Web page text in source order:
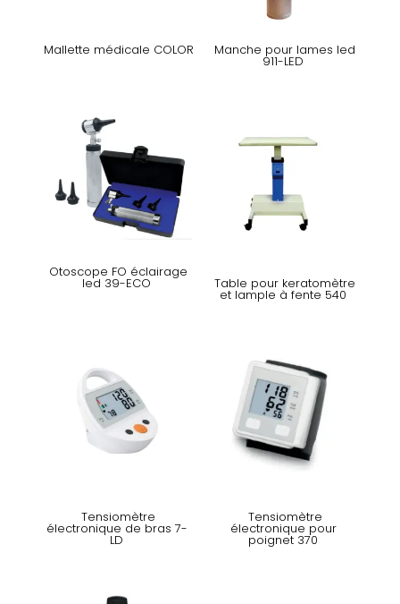
Mallette médicale COLOR Manche pour lames led
911-LED
Otoscope FO éclairage
led 39-ECO Table pour keratomètre
et lample à fente 540
Tensiomètre
électronique de bras 7-
LD
Tensiomètre
électronique pour
poignet 370